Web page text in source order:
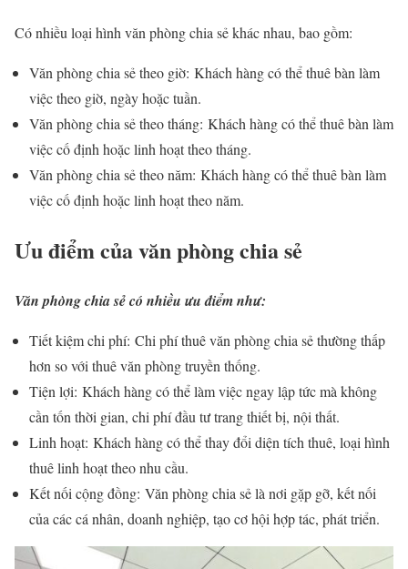
Có nhiều loại hình văn phòng chia sẻ khác nhau, bao gồm:
Văn phòng chia sẻ theo giờ: Khách hàng có thể thuê bàn làm
việc theo giờ, ngày hoặc tuần.
Văn phòng chia sẻ theo tháng: Khách hàng có thể thuê bàn làm
việc cố định hoặc linh hoạt theo tháng.
Văn phòng chia sẻ theo năm: Khách hàng có thể thuê bàn làm
việc cố định hoặc linh hoạt theo năm.
Ưu điểm của văn phòng chia sẻ
Văn phòng chia sẻ có nhiều ưu điểm như:
Tiết kiệm chi phí: Chi phí thuê văn phòng chia sẻ thường thấp
hơn so với thuê văn phòng truyền thống.
Tiện lợi: Khách hàng có thể làm việc ngay lập tức mà không
cần tốn thời gian, chi phí đầu tư trang thiết bị, nội thất.
Linh hoạt: Khách hàng có thể thay đổi diện tích thuê, loại hình
thuê linh hoạt theo nhu cầu.
Kết nối cộng đồng: Văn phòng chia sẻ là nơi gặp gỡ, kết nối
của các cá nhân, doanh nghiệp, tạo cơ hội hợp tác, phát triển.